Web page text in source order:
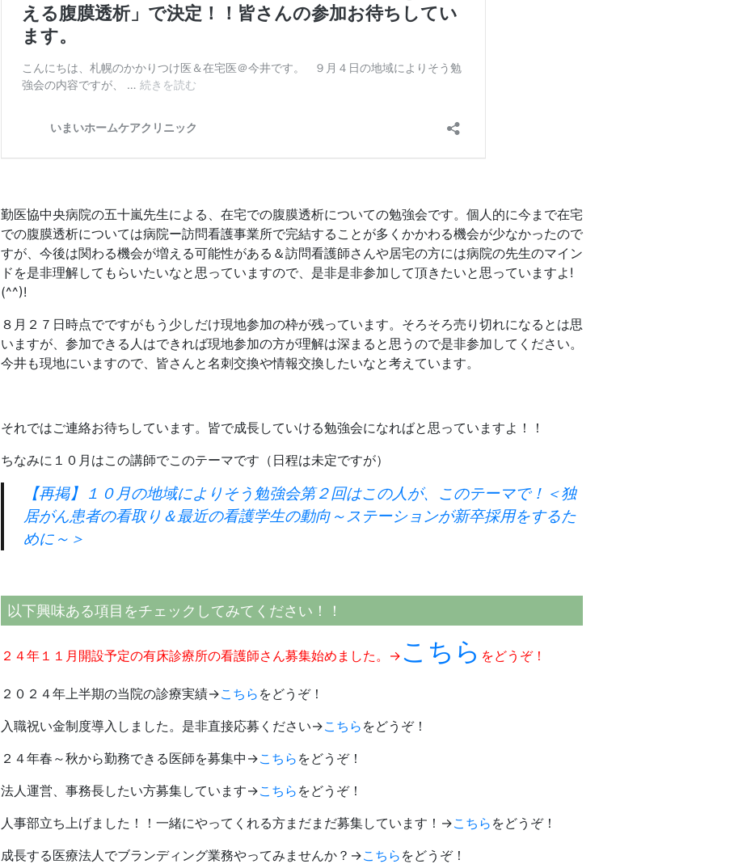
勤医協中央病院の五十嵐先生による、在宅での腹膜透析についての勉強会です。個人的に今まで在宅
での腹膜透析については病院ー訪問看護事業所で完結することが多くかかわる機会が少なかったので
すが、今後は関わる機会が増える可能性がある＆訪問看護師さんや居宅の方には病院の先生のマイン
ドを是非理解してもらいたいなと思っていますので、是非是非参加して頂きたいと思っていますよ!
(^^)!
８月２７日時点でですがもう少しだけ現地参加の枠が残っています。そろそろ売り切れになるとは思
いますが、参加できる人はできれば現地参加の方が理解は深まると思うので是非参加してください。
今井も現地にいますので、皆さんと名刺交換や情報交換したいなと考えています。
それではご連絡お待ちしています。皆で成長していける勉強会になればと思っていますよ！！
ちなみに１０月はこの講師でこのテーマです（日程は未定ですが）
【再掲】１０月の地域によりそう勉強会第２回はこの人が、このテーマで！＜独
居がん患者の看取り＆最近の看護学生の動向～ステーションが新卒採用をするた
めに～＞
以下興味ある項目をチェックしてみてください！！
２４年１１月開設予定の有床診療所の看護師さん募集始めました。→ こちら をどうぞ！
２０２４年上半期の当院の診療実績→こちら をどうぞ！
入職祝い金制度導入しました。是非直接応募ください→こちら をどうぞ！
２４年春～秋から勤務できる医師を募集中→こちら をどうぞ！
法人運営、事務長したい方募集しています→こちら をどうぞ！
人事部立ち上げました！！一緒にやってくれる方まだまだ募集しています！→こちら をどうぞ！
成長する医療法人でブランディング業務やってみませんか？→こちら をどうぞ！